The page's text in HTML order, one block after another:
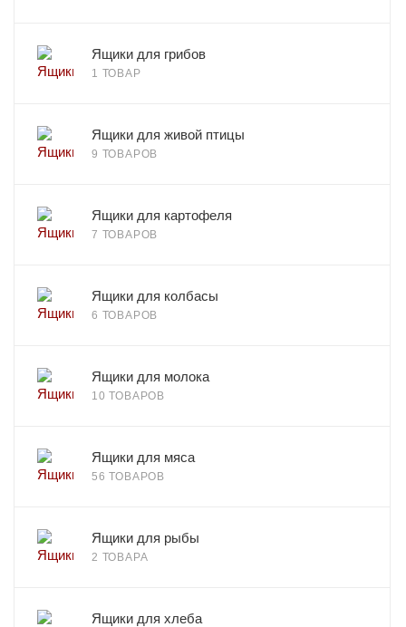
Ящики для грибов
1 ТОВАР
Ящики для живой птицы
9 ТОВАРОВ
Ящики для картофеля
7 ТОВАРОВ
Ящики для колбасы
6 ТОВАРОВ
Ящики для молока
10 ТОВАРОВ
Ящики для мяса
56 ТОВАРОВ
Ящики для рыбы
2 ТОВАРА
Ящики для хлеба